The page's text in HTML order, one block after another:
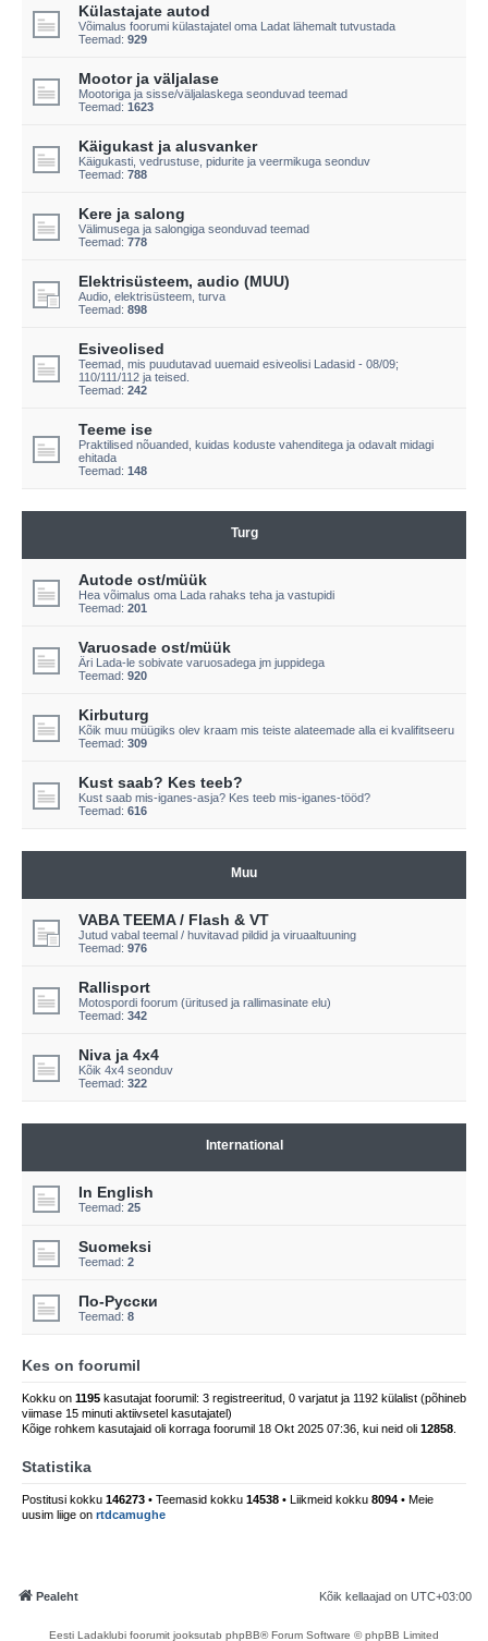
Külastajate autod
Võimalus foorumi külastajatel oma Ladat lähemalt tutvustada
Teemad: 929
Mootor ja väljalase
Mootoriga ja sisse/väljalaskega seonduvad teemad
Teemad: 1623
Käigukast ja alusvanker
Käigukasti, vedrustuse, pidurite ja veermikuga seonduv
Teemad: 788
Kere ja salong
Välimusega ja salongiga seonduvad teemad
Teemad: 778
Elektrisüsteem, audio (MUU)
Audio, elektrisüsteem, turva
Teemad: 898
Esiveolised
Teemad, mis puudutavad uuemaid esiveolisi Ladasid - 08/09;
110/111/112 ja teised.
Teemad: 242
Teeme ise
Praktilised nõuanded, kuidas koduste vahenditega ja odavalt midagi
ehitada
Teemad: 148
Turg
Autode ost/müük
Hea võimalus oma Lada rahaks teha ja vastupidi
Teemad: 201
Varuosade ost/müük
Äri Lada-le sobivate varuosadega jm juppidega
Teemad: 920
Kirbuturg
Kõik muu müügiks olev kraam mis teiste alateemade alla ei kvalifitseeru
Teemad: 309
Kust saab? Kes teeb?
Kust saab mis-iganes-asja? Kes teeb mis-iganes-tööd?
Teemad: 616
Muu
VABA TEEMA / Flash & VT
Jutud vabal teemal / huvitavad pildid ja viruaaltuuning
Teemad: 976
Rallisport
Motospordi foorum (üritused ja rallimasinate elu)
Teemad: 342
Niva ja 4x4
Kõik 4x4 seonduv
Teemad: 322
International
In English
Teemad: 25
Suomeksi
Teemad: 2
По-Русски
Teemad: 8
Kes on foorumil
Kokku on 1195 kasutajat foorumil: 3 registreeritud, 0 varjatut ja 1192 külalist (põhineb
viimase 15 minuti aktiivsetel kasutajatel)
Kõige rohkem kasutajaid oli korraga foorumil 18 Okt 2025 07:36, kui neid oli 12858
Statistika
Postitusi kokku 146273 • Teemasid kokku 14538 • Liikmeid kokku 8094 • Meie
uusim liige on rtdcamughe
Pealeht Kõik kellaajad on UTC+03:00
Eesti Ladaklubi foorumit jooksutab phpBB® Forum Software © phpBB Limited